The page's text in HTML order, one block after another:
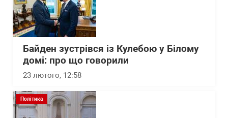
Байден зустрівся із Кулебою у Білому
домі: про що говорили
23 лютого, 12:58
Політика